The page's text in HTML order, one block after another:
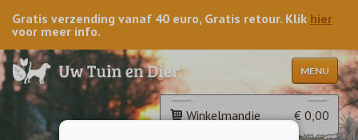
Gratis verzending vanaf 40 euro, Gratis retour. Klik hier
voor meer info.
MENU
Winkelmandje € 0,00